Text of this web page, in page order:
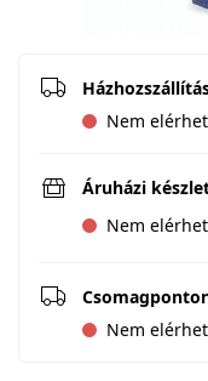
Nem
Áruházi
Nem
Nem